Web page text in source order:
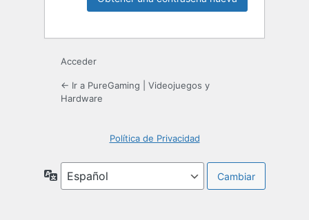
Acceder
← Ir a PureGaming | Videojuegos y
Hardware
Política de Privacidad
Idioma